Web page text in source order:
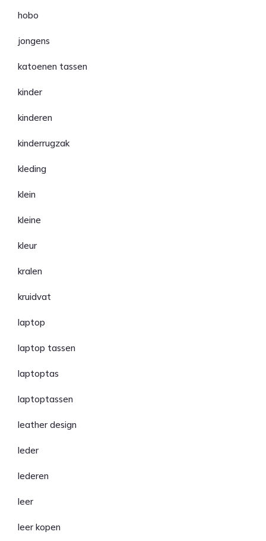
hobo
jongens
katoenen tassen
kinder
kinderen
kinderrugzak
kleding
klein
kleine
kleur
kralen
kruidvat
laptop
laptop tassen
laptoptas
laptoptassen
leather design
leder
lederen
leer
leer kopen